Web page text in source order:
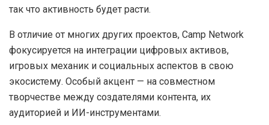
так что активность будет расти.
В отличие от многих других проектов, Camp Network
фокусируется на интеграции цифровых активов,
игровых механик и социальных аспектов в свою
экосистему. Особый акцент — на совместном
творчестве между создателями контента, их
аудиторией и ИИ-инструментами.